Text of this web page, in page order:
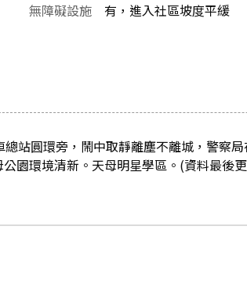
無障礙設施
有，進入社區坡度平緩
站圓環旁，鬧中取靜離塵不離城，警察
園環境清新。天母明星學區。(資料最後更